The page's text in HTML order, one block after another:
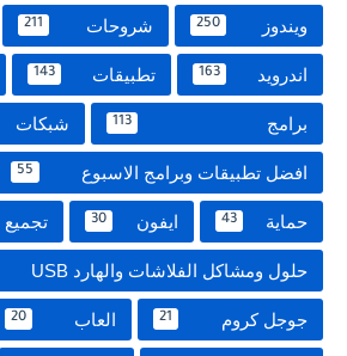
ويندوز 250 شروحات 211
اندرويد 163 تطبيقات 143
برامج 113 شبكات
افضل تطبيقات وبرامج الاسبوع 55
حماية 43 ايفون 30 تجميع
حلول ومشاكل الفلاشات والهارد USB
جوجل كروم 21 العاب 20